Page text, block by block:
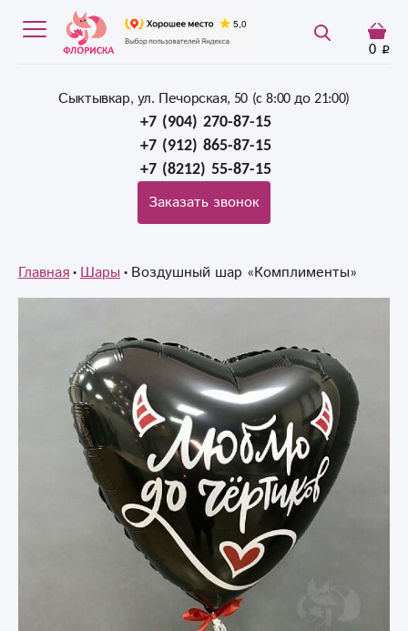
0
Сыктывкар, ул. Печорская, 50 (c 8:00 до 21:00)
+7 (904) 270-87-15
+7 (912) 865-87-15
+7 (8212) 55-87-15
Заказать звонок
Главная Шары Воздушный шар «Комплименты»